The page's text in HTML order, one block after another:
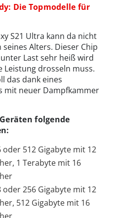
Die Topmodelle für
S21 Ultra kann da nicht
Alters. Dieser Chip
Last sehr heiß wird
Leistung drosseln muss.
das dank eines
mit neuer Dampfkammer
folgende
oder 512 Gigabyte mit 12
1 Terabyte mit 16
oder 256 Gigabyte mit 12
512 Gigabyte mit 16